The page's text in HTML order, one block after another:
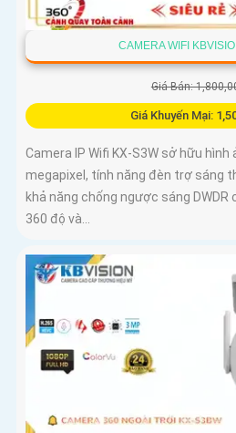
CAMERA WIFI
Giá Bán:
Giá Khuyến Mại:
Camera IP Wifi KX-S3W sở hữu hình
megapixel, tính năng đèn trợ sáng
khả năng chống ngược sáng DWDR
360 độ và...